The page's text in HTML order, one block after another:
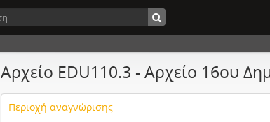
Αρχείο EDU110.3 - Αρχείο 16ου
Περιοχή αναγνώρισης